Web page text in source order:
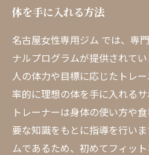
体を手に入れる方法
名古屋女性専用ジム では、専
ナルプログラムが提供されて
人の体力や目標に応じたトレ
率的に理想の体を手に入れるサ
トレーナーは身体の使い方や
要な知識をもとに指導を行い
ムであるため、初めてフィッ